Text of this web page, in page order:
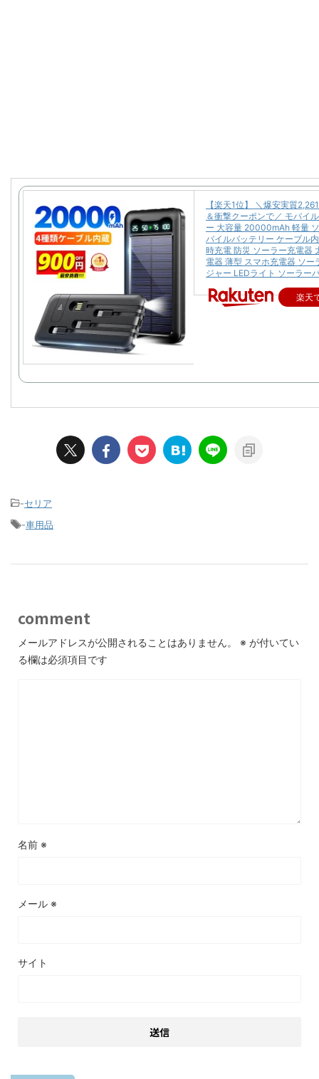
【楽天1位】 ＼爆安実質
＆衝撃クーポンで／ モバイ
ー 大容量 20000mAh 軽量
バイルバッテリー ケーブル
時充電 防災 ソーラー充電器
電器 薄型 スマホ充電器 ソー
ジャー LEDライト ソーラー
楽天
-セリア
-車用品
comment
メールアドレスが公開されることはありません。 ※ が付いてい
る欄は必須項目です
名前 ※
メール ※
サイト